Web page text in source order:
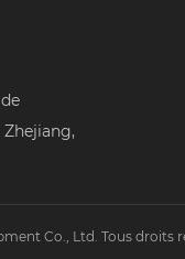
Co., Ltd. Tous droits